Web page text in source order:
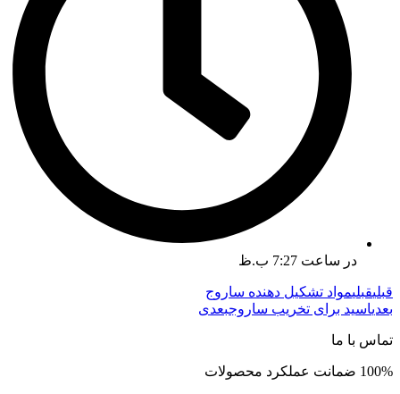
در ساعت 7:27 ب.ظ
قبلیقبلیمواد تشکیل دهنده ساروج
بعدیاسید برای تخریب ساروجبعدی
تماس با ما
100% ضمانت عملکرد محصولات